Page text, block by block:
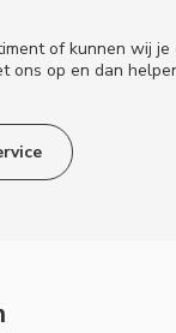
of kunnen wij je
ons op en dan